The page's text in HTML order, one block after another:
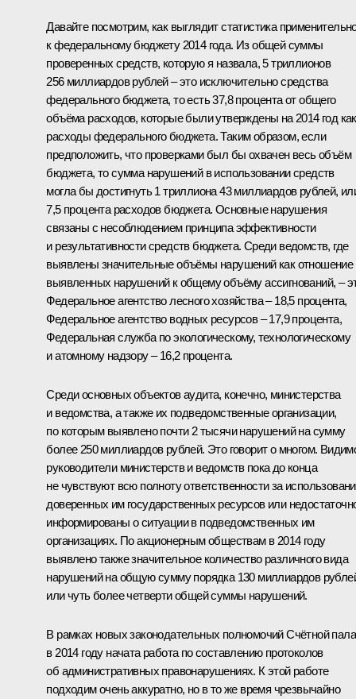
Давайте посмотрим, как выглядит статистика
к федеральному бюджету 2014 года. Из общей суммы
проверенных средств, которую я назвала, 5 триллионов
256 миллиардов рублей – это исключительно средства
федерального бюджета, то есть 37,8 процента от общего
объёма расходов, которые были утверждены на 2014 год как
расходы федерального бюджета. Таким образом, если
предположить, что проверками был бы охвачен весь объём
бюджета, то сумма нарушений в использовании средств
могла бы достигнуть 1 триллиона 43 миллиардов рублей,
7,5 процента расходов бюджета. Основные нарушения
связаны с несоблюдением принципа эффективности
и результативности средств бюджета. Среди ведомств, где
выявлены значительные объёмы нарушений как отношение
выявленных нарушений к общему объёму ассигнований, –
Федеральное агентство лесного хозяйства – 18,5 процента,
Федеральное агентство водных ресурсов – 17,9 процента,
Федеральная служба по экологическому, технологическому
и атомному надзору – 16,2 процента.
Среди основных объектов аудита, конечно, министерства
и ведомства, а также их подведомственные организации,
по которым выявлено почти 2 тысячи нарушений на сумму
более 250 миллиардов рублей. Это говорит о многом.
руководители министерств и ведомств пока до конца
не чувствуют всю полноту ответственности за
доверенных им государственных ресурсов или
информированы о ситуации в подведомственных им
организациях. По акционерным обществам в 2014 году
выявлено также значительное количество различного вида
нарушений на общую сумму порядка 130 миллиардов
или чуть более четверти общей суммы нарушений.
В рамках новых законодательных полномочий Счётной
в 2014 году начата работа по составлению протоколов
об административных правонарушениях. К этой работе
подходим очень аккуратно, но в то же время чрезвычайно